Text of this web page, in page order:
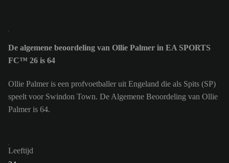
De algemene beoordeling van Ollie Palmer in EA SPORTS
FC™ 26 is 64
Ollie Palmer is een profvoetballer uit Engeland die als Spits (SP)
speelt voor Swindon Town. De Algemene Beoordeling van Ollie
Palmer is 64.
Leeftijd